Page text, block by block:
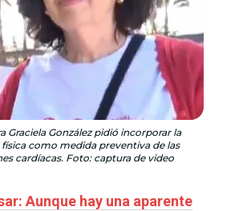
Graciela González pidió incorporar la
como medida preventiva de las
cardíacas. Foto: captura de video
Aunque hay una aparente